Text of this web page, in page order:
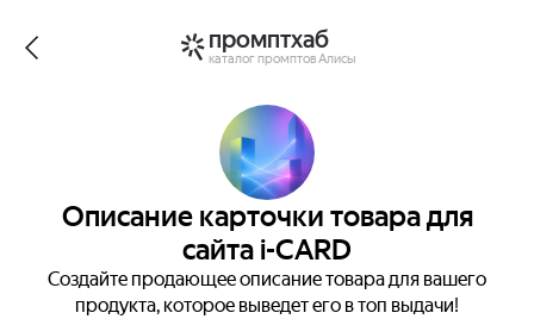
промптхаб
каталог промптов Алисы
Описание карточки товара для
сайта i-CARD
Создайте продающее описание товара для вашего
продукта, которое выведет его в топ выдачи!